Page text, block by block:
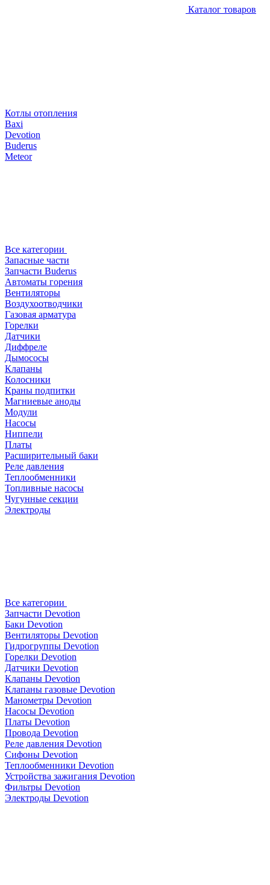
Каталог товаров
Котлы отопления
Baxi
Devotion
Buderus
Meteor
Все категории
Запасные части
Запчасти Buderus
Автоматы горения
Вентиляторы
Воздухоотводчики
Газовая арматура
Горелки
Датчики
Диффреле
Дымососы
Клапаны
Колосники
Краны подпитки
Магниевые аноды
Модули
Насосы
Ниппели
Платы
Расширительный баки
Реле давления
Теплообменники
Топливные насосы
Чугунные секции
Электроды
Все категории
Запчасти Devotion
Баки Devotion
Вентиляторы Devotion
Гидрогруппы Devotion
Горелки Devotion
Датчики Devotion
Клапаны Devotion
Клапаны газовые Devotion
Манометры Devotion
Насосы Devotion
Платы Devotion
Провода Devotion
Реле давления Devotion
Сифоны Devotion
Теплообменники Devotion
Устройства зажигания Devotion
Фильтры Devotion
Электроды Devotion